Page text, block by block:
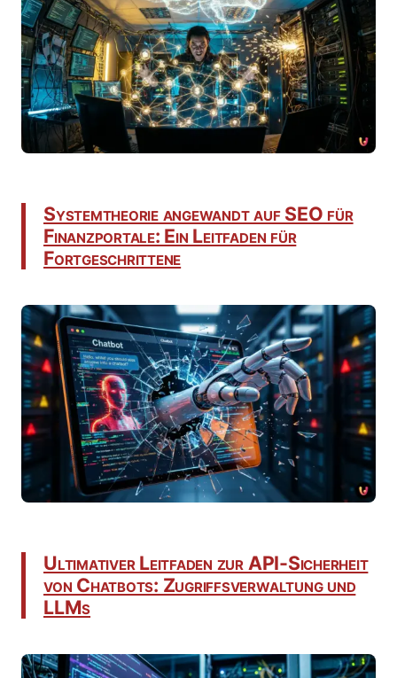
Systemtheorie angewandt auf SEO für
Finanzportale: Ein Leitfaden für
Fortgeschrittene
Ultimativer Leitfaden zur API-Sicherheit
von Chatbots: Zugriffsverwaltung und
LLMs